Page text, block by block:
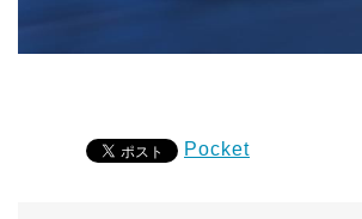
Pocket